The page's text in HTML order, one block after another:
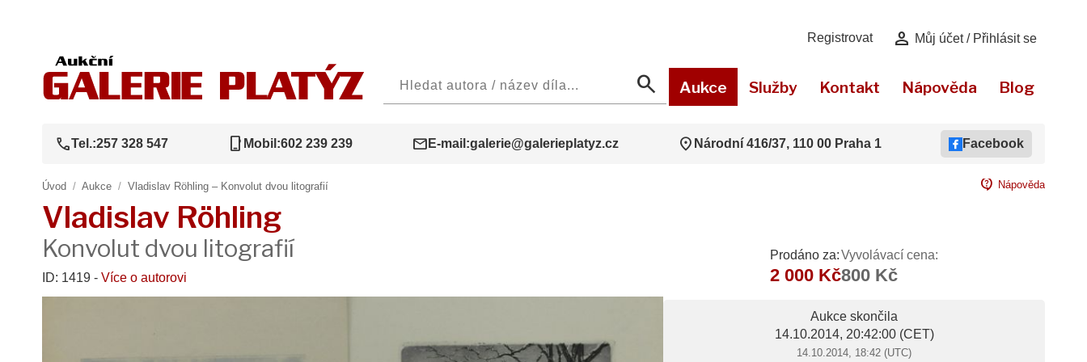
Registrovat person Můj účet / Přihlásit se
search Aukce Služby Kontakt Nápověda Blog
callTel.:257 328 547 phone_iphone Mobil:602 239 239 mail E-mail:galerie@galerieplatyz.cz location_on Národní 416/37, 110 00 Praha 1 Facebook
Úvod / Aukce / Vladislav Röhling – Konvolut dvou litografií contact_support Nápověda
Vladislav Röhling
Konvolut dvou litografií
ID: 1419 - Více o autorovi
Prodáno za:
2 000 Kč
Vyvolávací cena:
800 Kč
Aukce skončila
14.10.2014, 20:42:00(CET)
14.10.2014, 18:42 (UTC)